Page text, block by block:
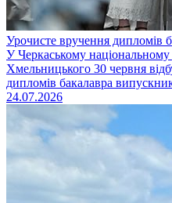
Урочисте вручення дипломів
У Черкаському національному
Хмельницького 30 червня
дипломів бакалавра
24.07.2026